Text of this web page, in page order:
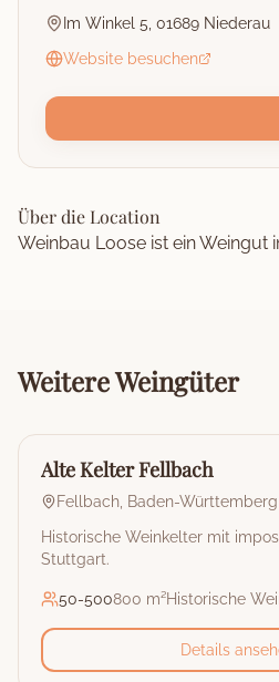
Im Winkel 5, 01689 Niederau
Website besuchen
Über die Location
Weinbau Loose ist ein Weingut
WeitereWeingüter
Weingut
Alte Kelter Fellbach
Fellbach Baden-Württemberg
Historische Weinkelter mit
Stuttgart.
50-500800 m²Historische
Details